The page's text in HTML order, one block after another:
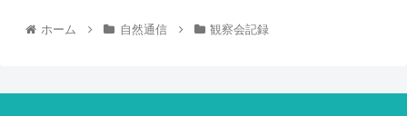
ホーム 自然通信 観察会記録